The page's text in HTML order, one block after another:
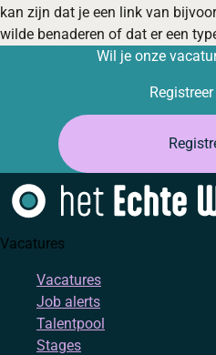
kan zijn dat je een link van
wilde benaderen of dat er een
Wil je onze
Vacatures
Vacatures
Job alerts
Talentpool
Stages